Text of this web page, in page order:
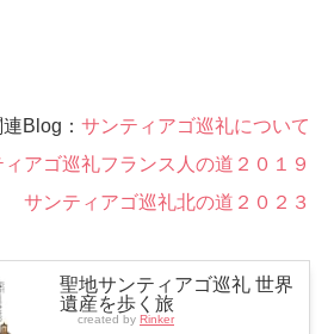
Blog： サンティアゴ巡礼について
アゴ巡礼フランス人の道２０１９
サンティアゴ巡礼北の道２０２３
聖地サンティアゴ巡礼 世界
遺産を歩く旅
created by Rinker